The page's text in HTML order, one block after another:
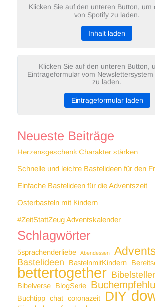
Klicken Sie auf den unteren Button, um
von Spotify zu laden.
Inhalt laden
Klicken Sie auf den unteren Button,
Eintrageformular vom Newslettersystem
zu laden.
Eintrageformular laden
Neueste Beiträge
Herzensgeschenk Charakter stärken
Schnelle und leichte Bastelideen für den
Einfache Bastelideen für die Adventszeit
Osterbasteln mit Kindern
#ZeitStattZeug Adventskalender
Schlagwörter
5sprachenderliebe Abendessen
Bastelideen BastelnmitKindern
bettertogether
Bibelverse BlogSerie
Buchtipp chat coronazeit DIY